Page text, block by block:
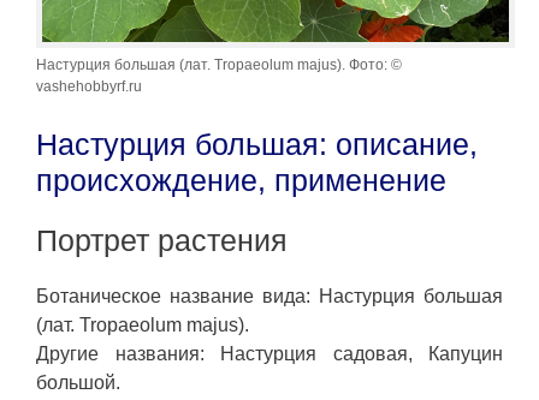
Настурция большая (лат. Tropaeolum majus). Фото: ©
vashehobbyrf.ru
Настурция большая: описание,
происхождение, применение
Портрет растения
Ботаническое название вида: Настурция большая
(лат. Tropaeolum majus).
Другие названия: Настурция садовая, Капуцин
большой.